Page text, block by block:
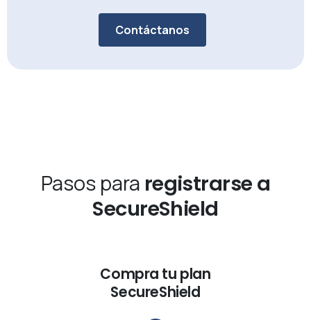
Contáctanos
Pasos para registrarse a
SecureShield
Compra tu plan
SecureShield